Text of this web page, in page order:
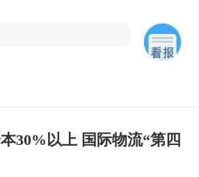
30%以上 国际物流“第四